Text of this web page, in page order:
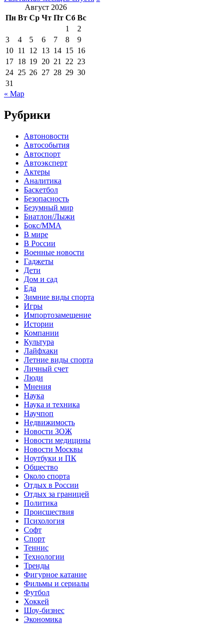
Август 2026
Пн Вт Ср Чт Пт Сб Вс
1
2
3
4 5 6 7 8
9
10 11 12 13 14 15 16
17 18 19 20 21 22 23
24 25 26 27 28 29 30
31
« Мар
Рубрики
Автоновости
Автособытия
Автоспорт
Автоэксперт
Актеры
Аналитика
Баскетбол
Безопасность
Безумный мир
Биатлон/Лыжи
Бокс/MMA
В мире
В России
Военные новости
Гаджеты
Дети
Дом и сад
Еда
Зимние виды спорта
Игры
Импортозамещение
Истории
Компании
Культура
Лайфхаки
Летние виды спорта
Личный счет
Люди
Мнения
Наука
Наука и техника
Научпоп
Недвижимость
Новости ЗОЖ
Новости медицины
Новости Москвы
Ноутбуки и ПК
Общество
Около спорта
Отдых в России
Отдых за границей
Политика
Происшествия
Психология
Софт
Спорт
Теннис
Технологии
Тренды
Фигурное катание
Фильмы и сериалы
Футбол
Хоккей
Шоу-бизнес
Экономика